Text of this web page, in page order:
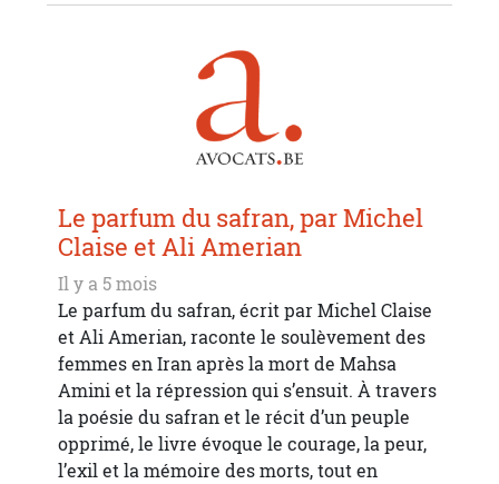
Le parfum du safran, par Michel
Claise et Ali Amerian
Il y a 5 mois
Le parfum du safran, écrit par Michel Claise
et Ali Amerian, raconte le soulèvement des
femmes en Iran après la mort de Mahsa
Amini et la répression qui s’ensuit. À travers
la poésie du safran et le récit d’un peuple
opprimé, le livre évoque le courage, la peur,
l’exil et la mémoire des morts, tout en